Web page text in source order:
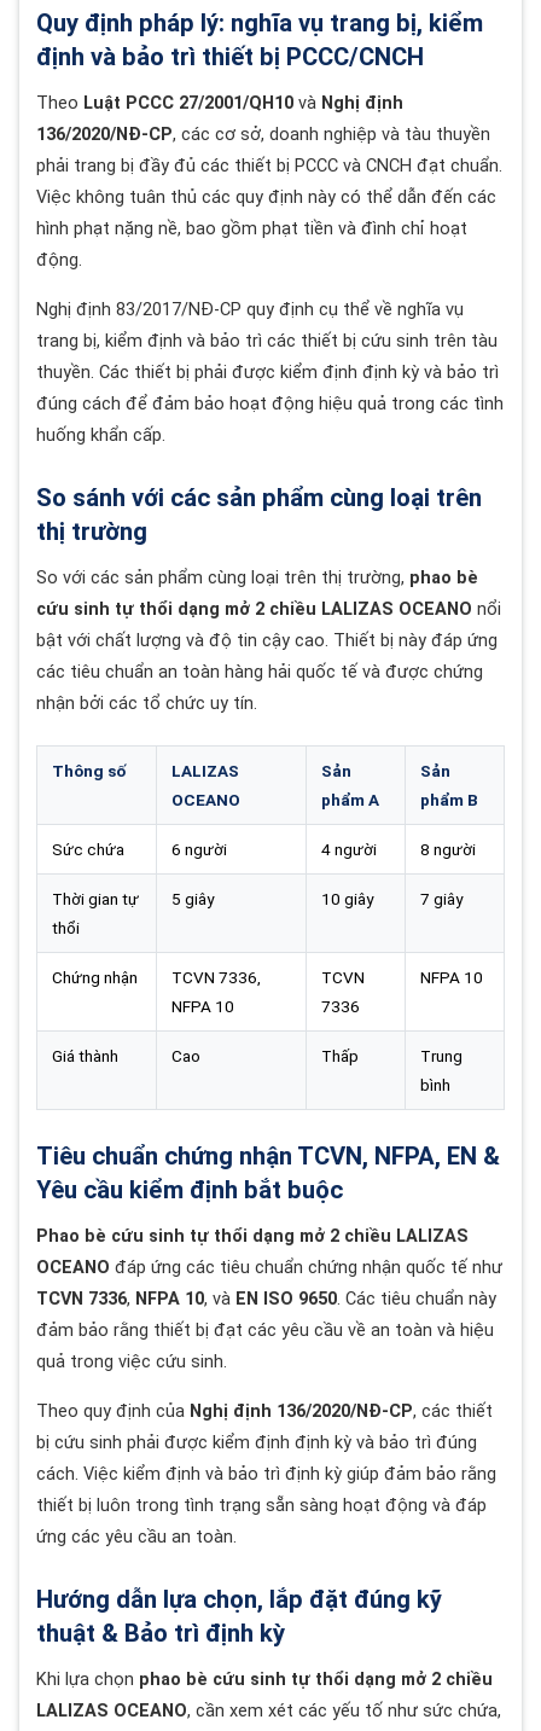
Quy định pháp lý: nghĩa vụ trang bị, kiểm
định và bảo trì thiết bị PCCC/CNCH
Theo Luật PCCC 27/2001/QH10 và Nghị định
136/2020/NĐ-CP, các cơ sở, doanh nghiệp và tàu thuyền
phải trang bị đầy đủ các thiết bị PCCC và CNCH đạt chuẩn.
Việc không tuân thủ các quy định này có thể dẫn đến các
hình phạt nặng nề, bao gồm phạt tiền và đình chỉ hoạt
động.
Nghị định 83/2017/NĐ-CP quy định cụ thể về nghĩa vụ
trang bị, kiểm định và bảo trì các thiết bị cứu sinh trên tàu
thuyền. Các thiết bị phải được kiểm định định kỳ và bảo trì
đúng cách để đảm bảo hoạt động hiệu quả trong các tình
huống khẩn cấp.
So sánh với các sản phẩm cùng loại trên
thị trường
So với các sản phẩm cùng loại trên thị trường, phao bè
cứu sinh tự thổi dạng mở 2 chiều LALIZAS OCEANO nổi
bật với chất lượng và độ tin cậy cao. Thiết bị này đáp ứng
các tiêu chuẩn an toàn hàng hải quốc tế và được chứng
nhận bởi các tổ chức uy tín.
Thông số
LALIZAS
OCEANO
Sản
phẩm A
Sản
phẩm B
Sức chứa 6 người 4 người 8 người
Thời gian tự
thổi
5 giây 10 giây 7 giây
Chứng nhận
TCVN 7336,
NFPA 10
TCVN
7336
NFPA 10
Giá thành Cao Thấp
Trung
bình
Tiêu chuẩn chứng nhận TCVN, NFPA, EN &
Yêu cầu kiểm định bắt buộc
Phao bè cứu sinh tự thổi dạng mở 2 chiều LALIZAS
OCEANO đáp ứng các tiêu chuẩn chứng nhận quốc tế như
TCVN 7336, NFPA 10, và EN ISO 9650. Các tiêu chuẩn này
đảm bảo rằng thiết bị đạt các yêu cầu về an toàn và hiệu
quả trong việc cứu sinh.
Theo quy định của Nghị định 136/2020/NĐ-CP, các thiết
bị cứu sinh phải được kiểm định định kỳ và bảo trì đúng
cách. Việc kiểm định và bảo trì định kỳ giúp đảm bảo rằng
thiết bị luôn trong tình trạng sẵn sàng hoạt động và đáp
ứng các yêu cầu an toàn.
Hướng dẫn lựa chọn, lắp đặt đúng kỹ
thuật & Bảo trì định kỳ
Khi lựa chọn phao bè cứu sinh tự thổi dạng mở 2 chiều
LALIZAS OCEANO, cần xem xét các yếu tố như sức chứa,